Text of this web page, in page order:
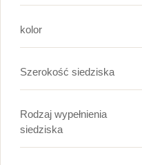
kolor
Szerokość siedziska
Rodzaj wypełnienia
siedziska